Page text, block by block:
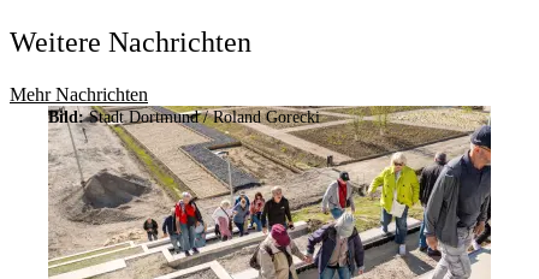
Weitere Nachrichten
Mehr Nachrichten
Bild:Stadt Dortmund / Roland Gorecki